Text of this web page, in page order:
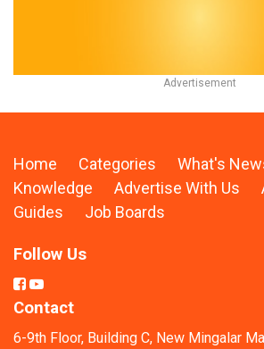
Home Categories What's
Knowledge
Advertise With Us
Guides
Job Boards
Follow Us
Contact
6-9th Floor, Building C, New Mingalar